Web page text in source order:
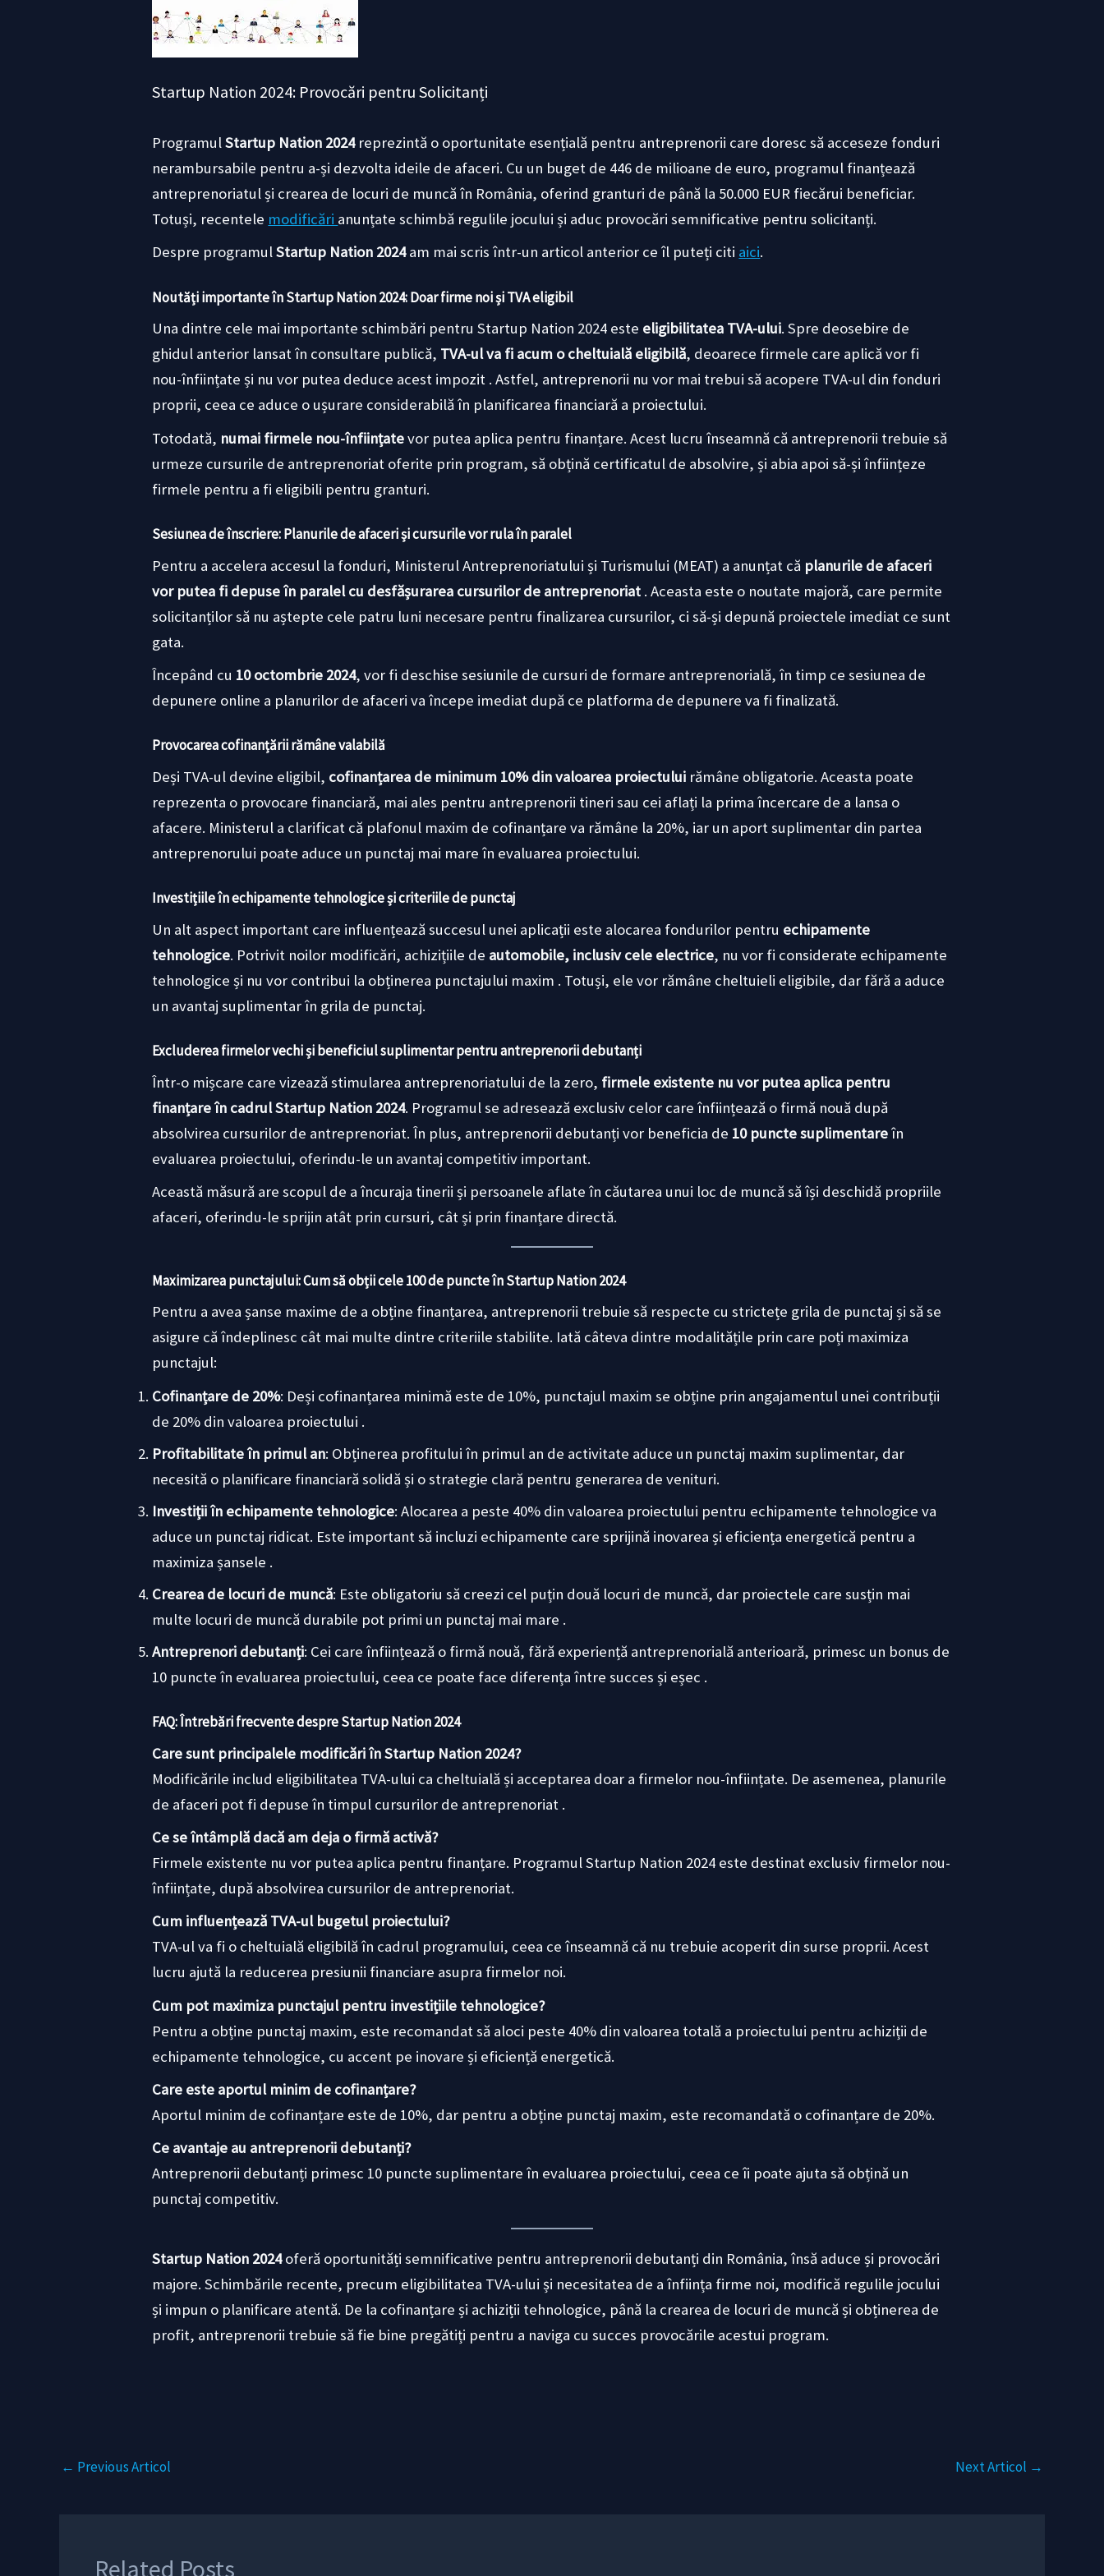
Startup Nation 2024: Provocări pentru Solicitanți
ProgramulStartup Nation 2024reprezintă o oportunitate esențială pentru antreprenorii care doresc să acceseze fonduri
nerambursabile pentru a-și dezvolta ideile de afaceri. Cu un buget de 446 de milioane de euro, programul finanțează
antreprenoriatul și crearea de locuri de muncă în România, oferind granturi de până la 50.000 EUR fiecărui beneficiar.
Totuși, recentele modificări anunțate schimbă regulile jocului și aduc provocări semnificative pentru solicitanți.
Despre programulStartup Nation 2024am mai scris într-un articol anterior ce îl puteți citi aici.
Noutăți importante în Startup Nation 2024: Doar firme noi și TVA eligibil
Una dintre cele mai importante schimbări pentru Startup Nation 2024 este eligibilitatea TVA-ului. Spre deosebire de
ghidul anterior lansat în consultare publică, TVA-ul va fi acum o cheltuială eligibilă, deoarece firmele care aplică vor fi
nou-înființate și nu vor putea deduce acest impozit . Astfel, antreprenorii nu vor mai trebui să acopere TVA-ul din fonduri
proprii, ceea ce aduce o ușurare considerabilă în planificarea financiară a proiectului.
Totodată, numai firmele nou-înființatevor putea aplica pentru finanțare. Acest lucru înseamnă că antreprenorii trebuie să
urmeze cursurile de antreprenoriat oferite prin program, să obțină certificatul de absolvire, și abia apoi să-și înființeze
firmele pentru a fi eligibili pentru granturi.
Sesiunea de înscriere: Planurile de afaceri și cursurile vor rula în paralel
Pentru a accelera accesul la fonduri, Ministerul Antreprenoriatului și Turismului (MEAT) a anunțat că planurile de afaceri
vor putea fi depuse în paralel cu desfășurarea cursurilor de antreprenoriat . Aceasta este o noutate majoră, care permite
solicitanților să nu aștepte cele patru luni necesare pentru finalizarea cursurilor, ci să-și depună proiectele imediat ce sunt
gata.
Începând cu 10 octombrie 2024, vor fi deschise sesiunile de cursuri de formare antreprenorială, în timp ce sesiunea de
depunere online a planurilor de afaceri va începe imediat după ce platforma de depunere va fi finalizată.
Provocarea cofinanțării rămâne valabilă
Deși TVA-ul devine eligibil, cofinanțarea de minimum 10% din valoarea proiectului rămâne obligatorie. Aceasta poate
reprezenta o provocare financiară, mai ales pentru antreprenorii tineri sau cei aflați la prima încercare de a lansa o
afacere. Ministerul a clarificat că plafonul maxim de cofinanțare va rămâne la 20%, iar un aport suplimentar din partea
antreprenorului poate aduce un punctaj mai mare în evaluarea proiectului.
Investițiile în echipamente tehnologice și criteriile de punctaj
Un alt aspect important care influențează succesul unei aplicații este alocarea fondurilor pentru echipamente
tehnologice. Potrivit noilor modificări, achizițiile de automobile, inclusiv cele electrice, nu vor fi considerate echipamente
tehnologice și nu vor contribui la obținerea punctajului maxim . Totuși, ele vor rămâne cheltuieli eligibile, dar fără a aduce
un avantaj suplimentar în grila de punctaj.
Excluderea firmelor vechi și beneficiul suplimentar pentru antreprenorii debutanți
Într-o mișcare care vizează stimularea antreprenoriatului de la zero, firmele existente nu vor putea aplica pentru
finanțare în cadrul Startup Nation 2024. Programul se adresează exclusiv celor care înființează o firmă nouă după
absolvirea cursurilor de antreprenoriat. În plus, antreprenorii debutanți vor beneficia de 10 puncte suplimentareîn
evaluarea proiectului, oferindu-le un avantaj competitiv important.
Această măsură are scopul de a încuraja tinerii și persoanele aflate în căutarea unui loc de muncă să își deschidă propriile
afaceri, oferindu-le sprijin atât prin cursuri, cât și prin finanțare directă.
Maximizarea punctajului: Cum să obții cele 100 de puncte în Startup Nation 2024
Pentru a avea șanse maxime de a obține finanțarea, antreprenorii trebuie să respecte cu strictețe grila de punctaj și să se
asigure că îndeplinesc cât mai multe dintre criteriile stabilite. Iată câteva dintre modalitățile prin care poți maximiza
punctajul:
Cofinanțare de 20%: Deși cofinanțarea minimă este de 10%, punctajul maxim se obține prin angajamentul unei contribuții
de 20% din valoarea proiectului .
Profitabilitate în primul an: Obținerea profitului în primul an de activitate aduce un punctaj maxim suplimentar, dar
necesită o planificare financiară solidă și o strategie clară pentru generarea de venituri.
Investiții în echipamente tehnologice: Alocarea a peste 40% din valoarea proiectului pentru echipamente tehnologice va
aduce un punctaj ridicat. Este important să incluzi echipamente care sprijină inovarea și eficiența energetică pentru a
maximiza șansele .
Crearea de locuri de muncă: Este obligatoriu să creezi cel puțin două locuri de muncă, dar proiectele care susțin mai
multe locuri de muncă durabile pot primi un punctaj mai mare .
Antreprenori debutanți: Cei care înființează o firmă nouă, fără experiență antreprenorială anterioară, primesc un bonus de
10 puncte în evaluarea proiectului, ceea ce poate face diferența între succes și eșec .
FAQ: Întrebări frecvente despre Startup Nation 2024
Care sunt principalele modificări în Startup Nation 2024?
Modificările includ eligibilitatea TVA-ului ca cheltuială și acceptarea doar a firmelor nou-înființate. De asemenea, planurile
de afaceri pot fi depuse în timpul cursurilor de antreprenoriat .
Ce se întâmplă dacă am deja o firmă activă?
Firmele existente nu vor putea aplica pentru finanțare. Programul Startup Nation 2024 este destinat exclusiv firmelor nou-
înființate, după absolvirea cursurilor de antreprenoriat.
Cum influențează TVA-ul bugetul proiectului?
TVA-ul va fi o cheltuială eligibilă în cadrul programului, ceea ce înseamnă că nu trebuie acoperit din surse proprii. Acest
lucru ajută la reducerea presiunii financiare asupra firmelor noi.
Cum pot maximiza punctajul pentru investițiile tehnologice?
Pentru a obține punctaj maxim, este recomandat să aloci peste 40% din valoarea totală a proiectului pentru achiziții de
echipamente tehnologice, cu accent pe inovare și eficiență energetică.
Care este aportul minim de cofinanțare?
Aportul minim de cofinanțare este de 10%, dar pentru a obține punctaj maxim, este recomandată o cofinanțare de 20%.
Ce avantaje au antreprenorii debutanți?
Antreprenorii debutanți primesc 10 puncte suplimentare în evaluarea proiectului, ceea ce îi poate ajuta să obțină un
punctaj competitiv.
Startup Nation 2024oferă oportunități semnificative pentru antreprenorii debutanți din România, însă aduce și provocări
majore. Schimbările recente, precum eligibilitatea TVA-ului și necesitatea de a înființa firme noi, modifică regulile jocului
și impun o planificare atentă. De la cofinanțare și achiziții tehnologice, până la crearea de locuri de muncă și obținerea de
profit, antreprenorii trebuie să fie bine pregătiți pentru a naviga cu succes provocările acestui program.
← Previous Articol Next Articol →
Related Posts